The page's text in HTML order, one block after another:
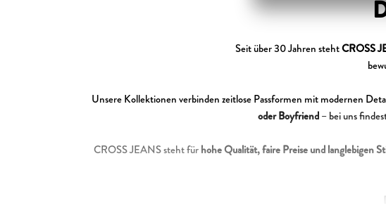
Seit über 30 Jahren stehtCROSS
Unsere Kollektionen verbinden zeitlose Passformen mit modernen
oder Boyfriend– bei uns
CROSS JEANS steht fürhohe Qualität, faire Preise und langlebigen